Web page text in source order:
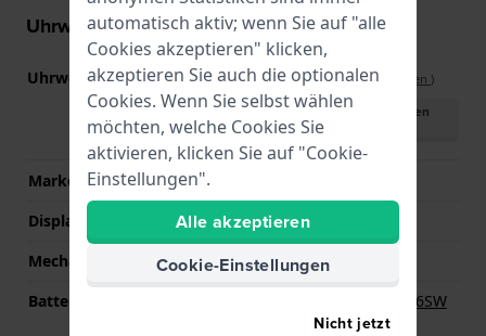
Uhrwerk Informationen
Uhrwerks-Nummer VX51( Spezifikationen ansehen )
Handbuch herunterladen
(English)
Marke des Uhrwerks
Displaytyp
Analog
Mechanismus
Quarz
Batterie
Renata R321 321 / SR616SW
automatisch aktiv; wenn Sie auf "alle
Cookies akzeptieren" klicken,
akzeptieren Sie auch die optionalen
Cookies. Wenn Sie selbst wählen
möchten, welche Cookies Sie
aktivieren, klicken Sie auf "Cookie-
Einstellungen".
Alle akzeptieren
Cookie-Einstellungen
Nicht jetzt